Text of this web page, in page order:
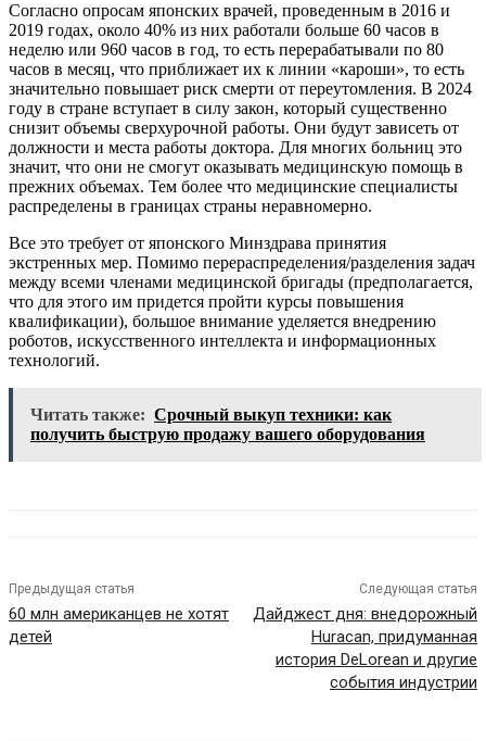
Согласно опросам японских врачей, проведенным в 2016 и
2019 годах, около 40% из них работали больше 60 часов в
неделю или 960 часов в год, то есть перерабатывали по 80
часов в месяц, что приближает их к линии «кароши», то есть
значительно повышает риск смерти от переутомления. В 2024
году в стране вступает в силу закон, который существенно
снизит объемы сверхурочной работы. Они будут зависеть от
должности и места работы доктора. Для многих больниц это
значит, что они не смогут оказывать медицинскую помощь в
прежних объемах. Тем более что медицинские специалисты
распределены в границах страны неравномерно.
Все это требует от японского Минздрава принятия
экстренных мер. Помимо перераспределения/разделения задач
между всеми членами медицинской бригады (предполагается,
что для этого им придется пройти курсы повышения
квалификации), большое внимание уделяется внедрению
роботов, искусственного интеллекта и информационных
технологий.
Читать также: Срочный выкуп техники: как
получить быструю продажу вашего оборудования
Предыдущая статья
60 млн американцев не хотят
детей
Следующая статья
Дайджест дня: внедорожный
Huracan, придуманная
история DeLorean и другие
события индустрии